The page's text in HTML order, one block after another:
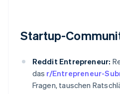
Startup-
Reddit Entrepreneur:
das r/Entrepreneur-
Fragen, tauschen